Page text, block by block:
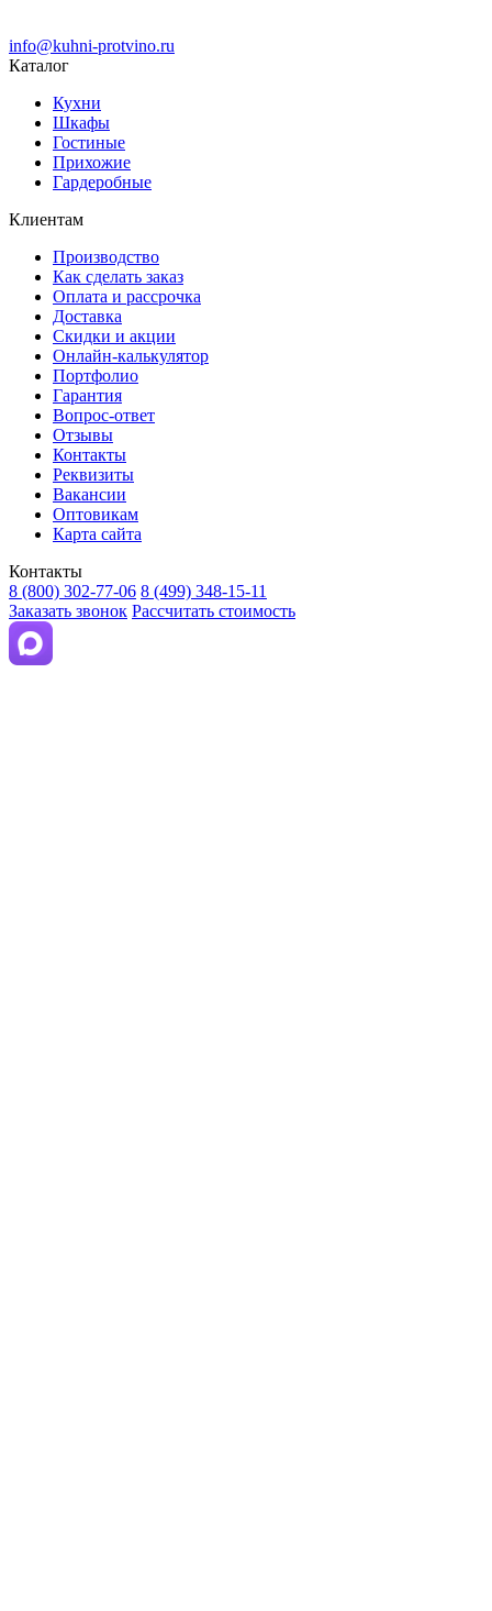
info@kuhni-protvino.ru
Каталог
Кухни
Шкафы
Гостиные
Прихожие
Гардеробные
Клиентам
Производство
Как сделать заказ
Оплата и рассрочка
Доставка
Скидки и акции
Онлайн-калькулятор
Портфолио
Гарантия
Вопрос-ответ
Отзывы
Контакты
Реквизиты
Вакансии
Оптовикам
Карта сайта
Контакты
8 (800) 302-77-06 8 (499) 348-15-11
Заказать звонок Рассчитать стоимость